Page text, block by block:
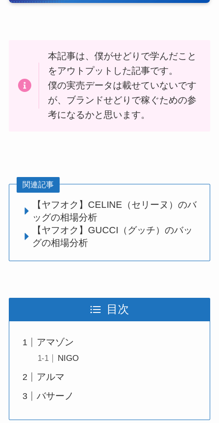
本記事は、僕がせどりで学んだこと
をアウトプットした記事です。
僕の実売データは載せていないです
が、ブランドせどりで稼ぐための参
考になるかと思います。
関連記事
【ヤフオク】CELINE（セリーヌ）のバ
ッグの相場分析
【ヤフオク】GUCCI（グッチ）のバッ
グの相場分析
目次
アマゾン
NIGO
アルマ
バサーノ